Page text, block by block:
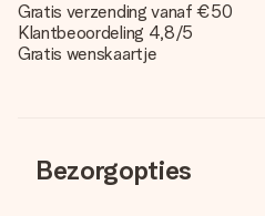
Gratis verzending vanaf €50
Klantbeoordeling 4,8/5
Gratis wenskaartje
Bezorgopties